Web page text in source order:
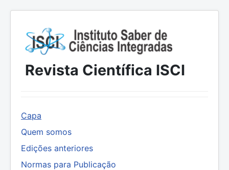
Revista Científica ISCI
Capa
Quem somos
Edições anteriores
Normas para Publicação